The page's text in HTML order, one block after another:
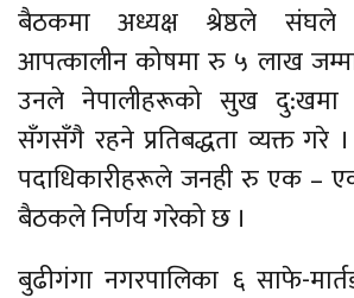
बैठकमा अध्यक्ष श्रेष्ठले संघले
आपत्कालीन कोषमा रु ५ लाख
उनले नेपालीहरूको सुख
सँगसँगै रहने प्रतिबद्धता व्यक्त गरे
पदाधिकारीहरूले जनही रु एक –
बैठकले निर्णय गरेको छ ।
बुढीगंगा नगरपालिका ६ साफे-